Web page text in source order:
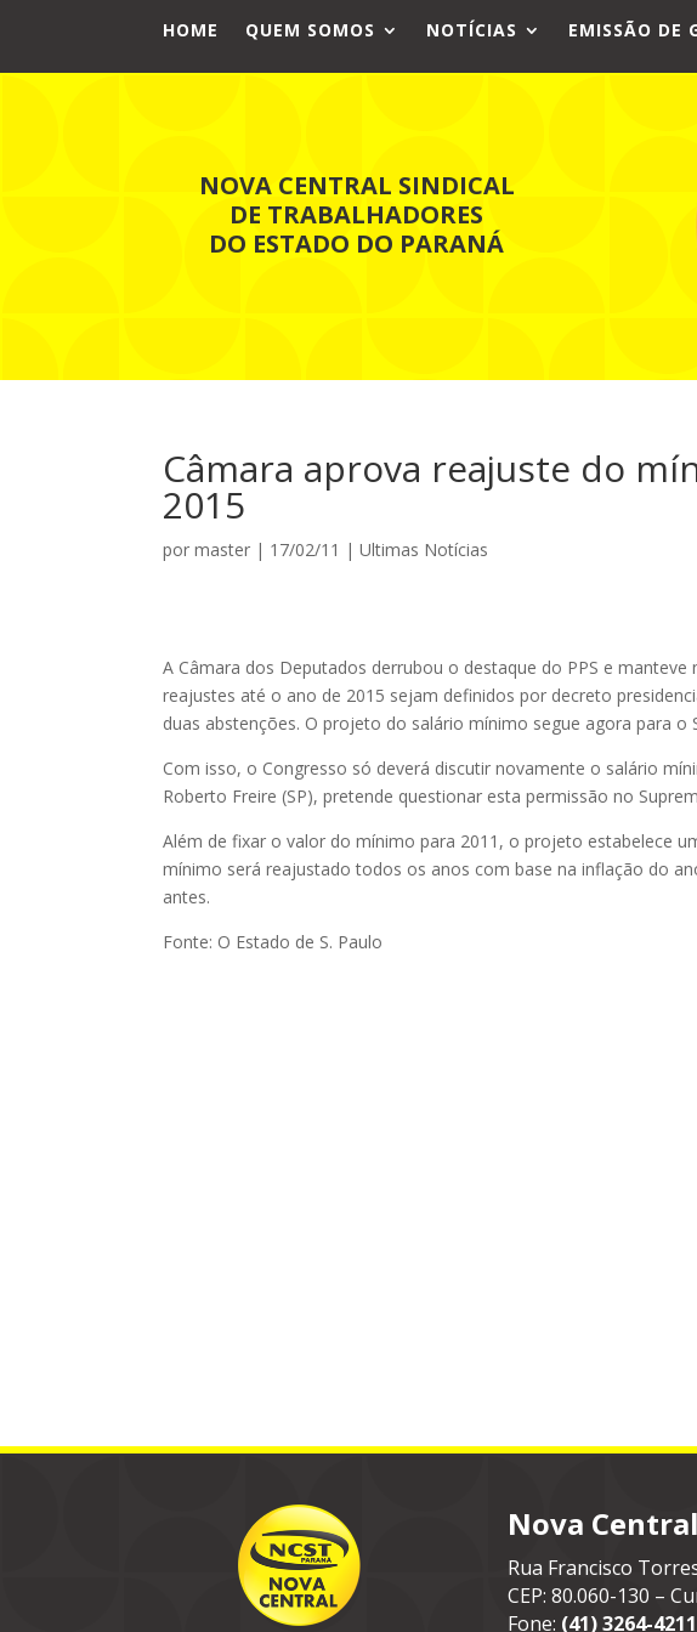
HOME QUEM SOMOS NOTÍCIAS EMISSÃO DE
NOVA CENTRAL SINDICAL
DE TRABALHADORES
DO ESTADO DO PARANÁ
Câmara aprova reajuste do
2015
pormaster | 17/02/11 |Ultimas Notícias
A Câmara dos Deputados derrubou o destaque do PPS e
reajustes até o ano de 2015 sejam definidos por decreto
duas abstenções. O projeto do salário mínimo segue agora para o
Com isso, o Congresso só deverá discutir novamente o salário
Roberto Freire (SP), pretende questionar esta permissão no
Além de fixar o valor do mínimo para 2011, o projeto estabelece
mínimo será reajustado todos os anos com base na inflação do
antes.
Fonte: O Estado de S. Paulo
Nova
Rua Francisco
CEP: 80.060-130 –
Fone: (41) 3264-4211